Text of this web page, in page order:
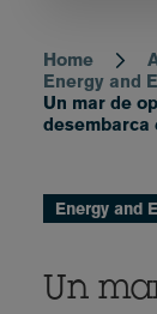
Home
Energy and
Un mar de
desembarca
Energy and
Un